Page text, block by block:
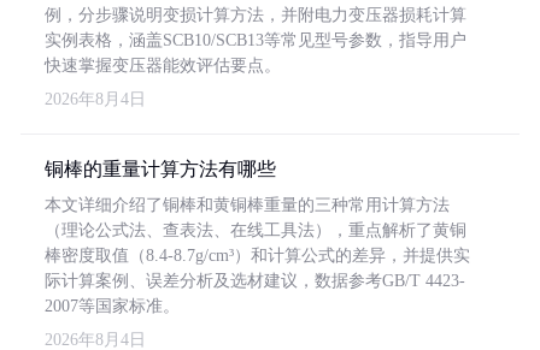
例，分步骤说明变损计算方法，并附电力变压器损耗计算
实例表格，涵盖SCB10/SCB13等常见型号参数，指导用户
快速掌握变压器能效评估要点。
2026年8月4日
铜棒的重量计算方法有哪些
本文详细介绍了铜棒和黄铜棒重量的三种常用计算方法
（理论公式法、查表法、在线工具法），重点解析了黄铜
棒密度取值（8.4-8.7g/cm³）和计算公式的差异，并提供实
际计算案例、误差分析及选材建议，数据参考GB/T 4423-
2007等国家标准。
2026年8月4日